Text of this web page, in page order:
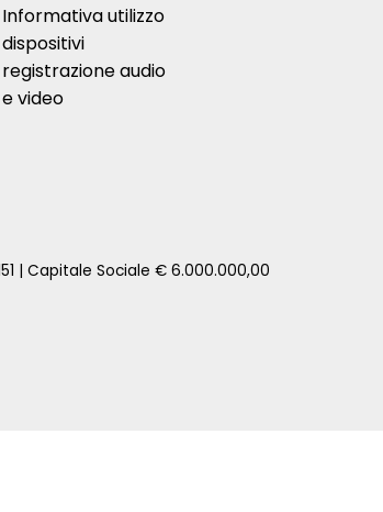
Informativa utilizzo
dispositivi
registrazione audio
e video
| Capitale Sociale € 6.000.000,00
della tua auto senza impegno